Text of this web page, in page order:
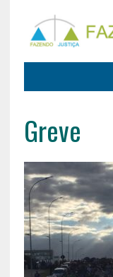
Greve